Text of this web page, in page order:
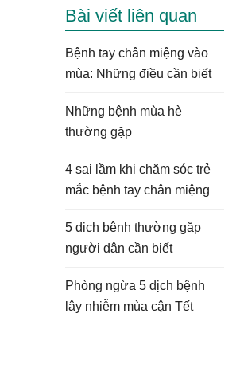
Bài viết liên quan
Bệnh tay chân miệng vào
mùa: Những điều cần biết
Những bệnh mùa hè
thường gặp
4 sai lầm khi chăm sóc trẻ
mắc bệnh tay chân miệng
5 dịch bệnh thường gặp
người dân cần biết
Phòng ngừa 5 dịch bệnh
lây nhiễm mùa cận Tết